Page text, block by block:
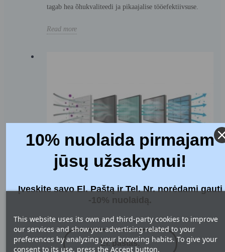
tagab hea õhukvaliteedi ja pikaajalise tööefektiivsuse.
Read more
ÕHUFILTRITE KLASSID, STANDARDID JA
MÄRGISTAMINE LEHEL FILTRAI1.LT
Vana ja uus filtrimärgistus on endiselt olemas enamikus
poodides, kus müüakse rekuperaatorite filtreid. Tellides
oma rekuperaatorile filtreid, valime tavaliselt vana
This website uses its own and third-party cookies to improve
our services and show you advertising related to your
preferences by analyzing your browsing habits. To give your
consent to its use, press the Accept button.
10% nuolaida pirmajam
jūsų užsakymui!
Įveskite savo El. Paštą ir Tel. Nr. norėdami gauti
-10% nuolaidą.